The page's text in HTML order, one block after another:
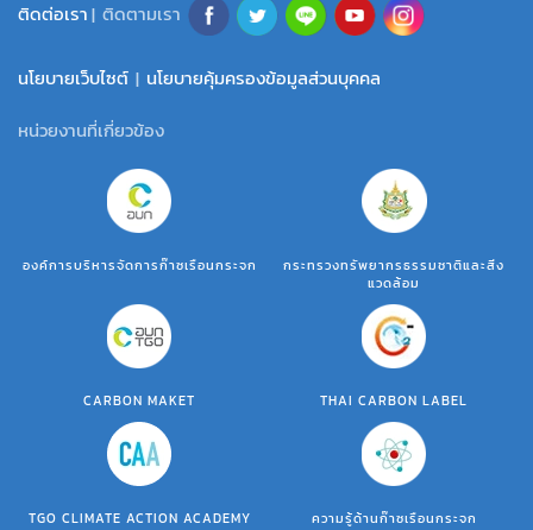
ติดต่อเรา| ติดตามเรา
นโยบายเว็บไซต์ | นโยบายคุ้มครองข้อมูลส่วนบุคคล
หน่วยงานที่เกี่ยวข้อง
องค์การบริหารจัดการก๊าซเรือนกระจก
กระทรวงทรัพยากรธรรมชาติและสิ่ง
แวดล้อม
CARBON MAKET THAI CARBON LABEL
TGO CLIMATE ACTION ACADEMY
ความรู้ด้านก๊าซเรือนกระจก